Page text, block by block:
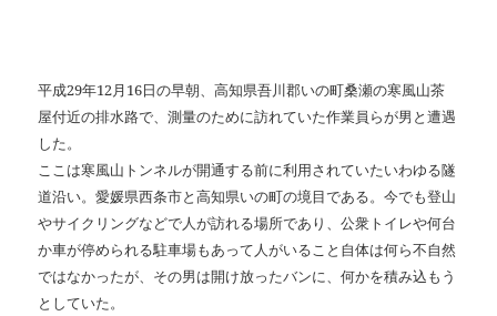
平成29年12月16日の早朝、高知県吾川郡いの町桑瀬の寒風山茶
屋付近の排水路で、測量のために訪れていた作業員らが男と遭遇
した。
ここは寒風山トンネルが開通する前に利用されていたいわゆる隧
道沿い。愛媛県西条市と高知県いの町の境目である。今でも登山
やサイクリングなどで人が訪れる場所であり、公衆トイレや何台
か車が停められる駐車場もあって人がいること自体は何ら不自然
ではなかったが、その男は開け放ったバンに、何かを積み込もう
としていた。